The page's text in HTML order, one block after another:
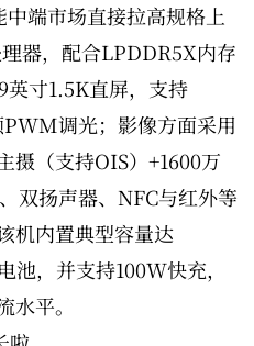
端市场直接拉高规格上
器，配合LPDDR5X内存
寸1.5K直屏，支持
调光；影像方面采用
摄（支持OIS）+1600万
双扬声器、NFC与红外等
机内置典型容量达
，并支持100W快充，
平。